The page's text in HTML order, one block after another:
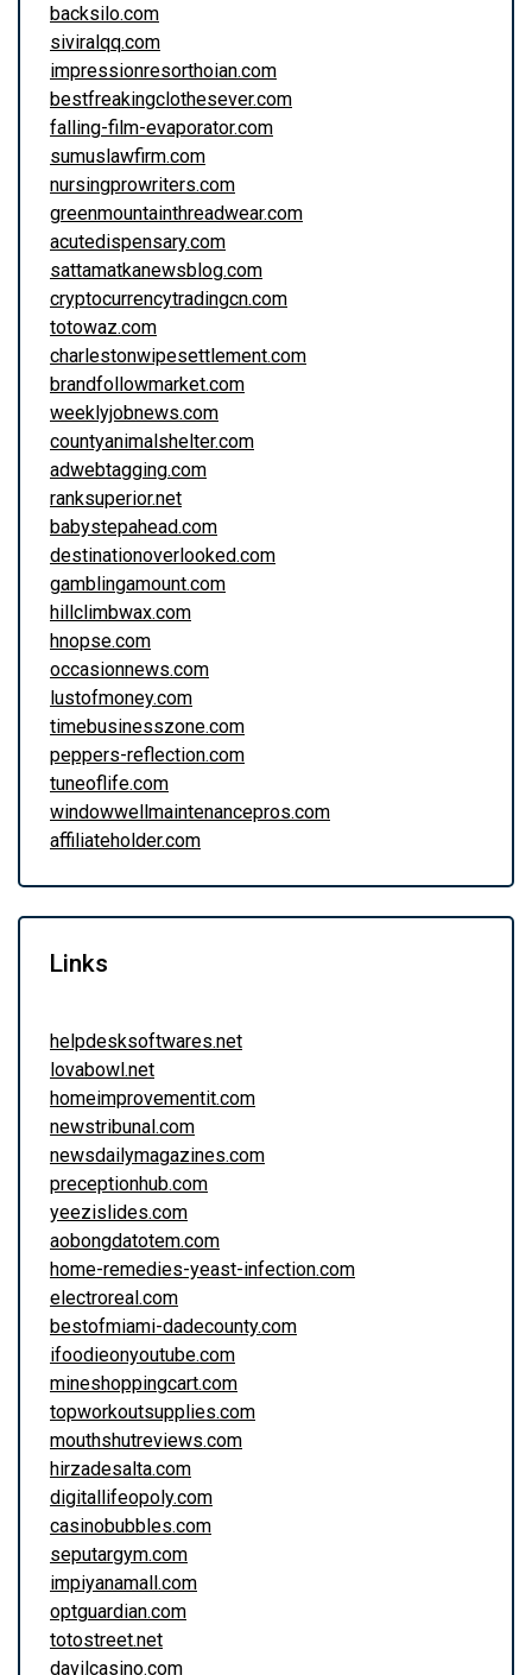
backsilo.com
siviralqq.com
impressionresorthoian.com
bestfreakingclothesever.com
falling-film-evaporator.com
sumuslawfirm.com
nursingprowriters.com
greenmountainthreadwear.com
acutedispensary.com
sattamatkanewsblog.com
cryptocurrencytradingcn.com
totowaz.com
charlestonwipesettlement.com
brandfollowmarket.com
weeklyjobnews.com
countyanimalshelter.com
adwebtagging.com
ranksuperior.net
babystepahead.com
destinationoverlooked.com
gamblingamount.com
hillclimbwax.com
hnopse.com
occasionnews.com
lustofmoney.com
timebusinesszone.com
peppers-reflection.com
tuneoflife.com
windowwellmaintenancepros.com
affiliateholder.com
Links
helpdesksoftwares.net
lovabowl.net
homeimprovementit.com
newstribunal.com
newsdailymagazines.com
preceptionhub.com
yeezislides.com
aobongdatotem.com
home-remedies-yeast-infection.com
electroreal.com
bestofmiami-dadecounty.com
ifoodieonyoutube.com
mineshoppingcart.com
topworkoutsupplies.com
mouthshutreviews.com
hirzadesalta.com
digitallifeopoly.com
casinobubbles.com
seputargym.com
impiyanamall.com
optguardian.com
totostreet.net
davilcasino.com